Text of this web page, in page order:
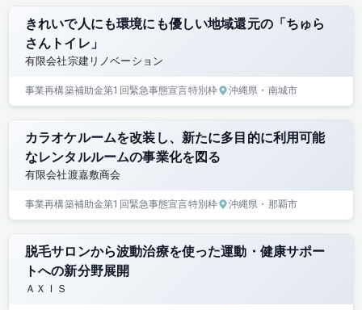
きれいで人にも環境にも優しい地域還元の「ちゅら
さんトイレ」
有限会社宗建リノベーション
事業再構築補助金第1回緊急事態宣言特別枠 沖縄県 ・南城市
カラオケルームを改装し、新たに多目的に利用可能
なレンタルルームの事業化を図る
有限会社渡嘉敷商会
事業再構築補助金第1回緊急事態宣言特別枠 沖縄県 ・那覇市
脱毛サロンから波動治療を使った運動・健康サポー
トへの新分野展開
ＡＸＩＳ